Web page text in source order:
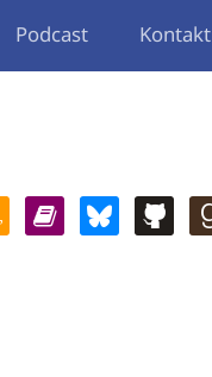
Podcast Kontakt